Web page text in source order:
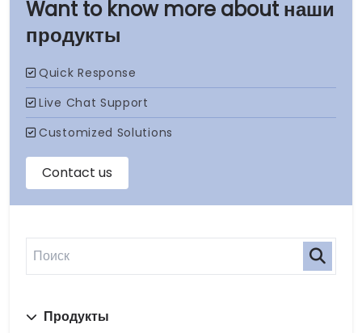
наши
продукты
Продукты